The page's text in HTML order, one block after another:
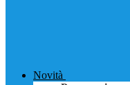
Novità